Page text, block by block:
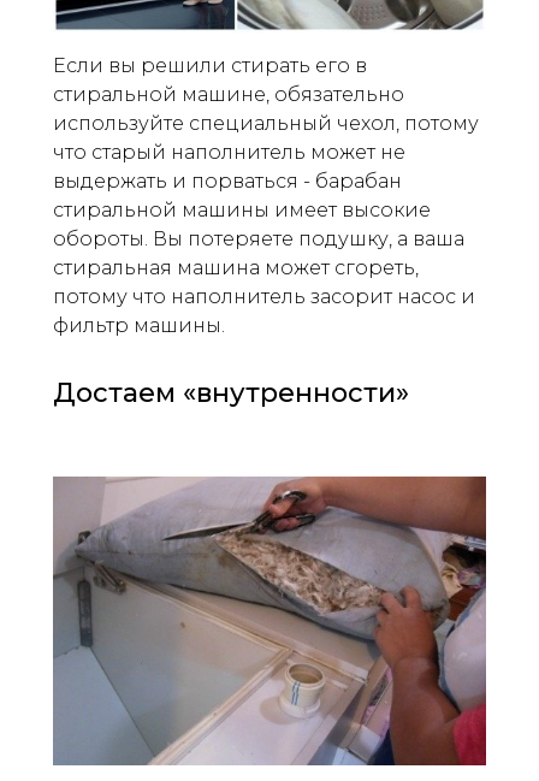
Если вы решили стирать его в
стиральной машине, обязательно
используйте специальный чехол, потому
что старый наполнитель может не
выдержать и порваться - барабан
стиральной машины имеет высокие
обороты. Вы потеряете подушку, а ваша
стиральная машина может сгореть,
потому что наполнитель засорит насос и
фильтр машины.
Достаем «внутренности»